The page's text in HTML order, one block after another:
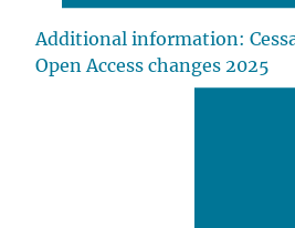
Additional information:
Open Access changes 2025